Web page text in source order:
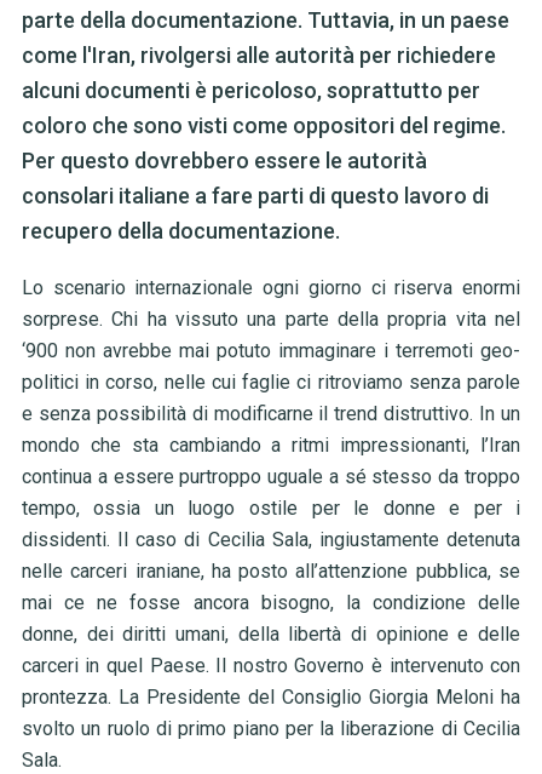
parte della documentazione. Tuttavia, in un paese
come l'Iran, rivolgersi alle autorità per richiedere
alcuni documenti è pericoloso, soprattutto per
coloro che sono visti come oppositori del regime.
Per questo dovrebbero essere le autorità
consolari italiane a fare parti di questo lavoro di
recupero della documentazione.
Lo scenario internazionale ogni giorno ci riserva enormi
sorprese. Chi ha vissuto una parte della propria vita nel
‘900 non avrebbe mai potuto immaginare i terremoti geo-
politici in corso, nelle cui faglie ci ritroviamo senza parole
e senza possibilità di modificarne il trend distruttivo. In un
mondo che sta cambiando a ritmi impressionanti, l’Iran
continua a essere purtroppo uguale a sé stesso da troppo
tempo, ossia un luogo ostile per le donne e per i
dissidenti. Il caso di Cecilia Sala, ingiustamente detenuta
nelle carceri iraniane, ha posto all’attenzione pubblica, se
mai ce ne fosse ancora bisogno, la condizione delle
donne, dei diritti umani, della libertà di opinione e delle
carceri in quel Paese. Il nostro Governo è intervenuto con
prontezza. La Presidente del Consiglio Giorgia Meloni ha
svolto un ruolo di primo piano per la liberazione di Cecilia
Sala.